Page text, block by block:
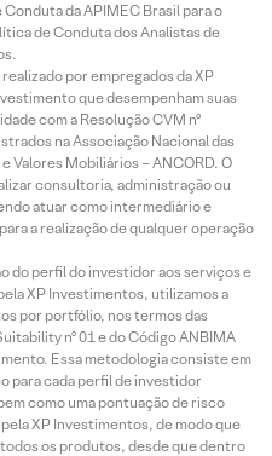
da APIMEC Brasil para o
de Conduta dos Analistas de
por empregados da XP
que desempenham suas
com a Resolução CVM nº
na Associação Nacional das
Valores Mobiliários – ANCORD. O
consultoria, administração ou
atuar como intermediário e
a realização de qualquer operação
do perfil do investidor aos serviços e
XP Investimentos, utilizamos a
por portfólio, nos termos das
nº 01 e do Código ANBIMA
Essa metodologia consiste em
para cada perfil de investidor
como uma pontuação de risco
XP Investimentos, de modo que
os produtos, desde que dentro